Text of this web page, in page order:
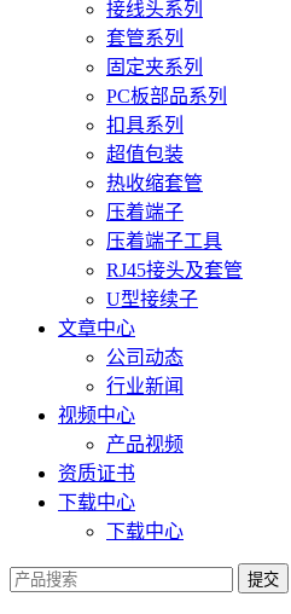
接线头系列
套管系列
固定夹系列
PC板部品系列
扣具系列
超值包装
热收缩套管
压着端子
压着端子工具
RJ45接头及套管
U型接续子
文章中心
公司动态
行业新闻
视频中心
产品视频
资质证书
下载中心
下载中心
提交